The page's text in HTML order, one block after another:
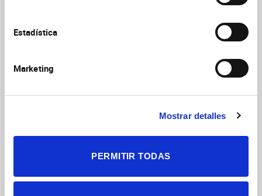
Estadística
Marketing
Mostrar detalles
PERMITIR TODAS